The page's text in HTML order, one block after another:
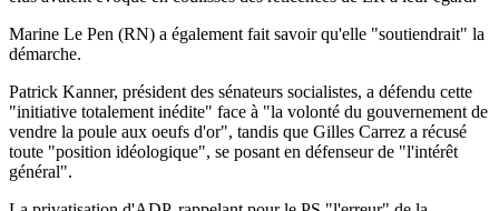
Marine Le Pen (RN) a également fait savoir qu'elle "soutiendrait" la
démarche.
Patrick Kanner, président des sénateurs socialistes, a défendu cette
"initiative totalement inédite" face à "la volonté du gouvernement de
vendre la poule aux oeufs d'or", tandis que Gilles Carrez a récusé
toute "position idéologique", se posant en défenseur de "l'intérêt
général".